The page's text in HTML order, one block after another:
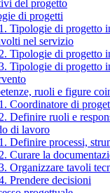
del progetto
di progetti
Tipologie di progetto
nel servizio
Tipologie di progetto
Tipologie di progetto
ruoli e figure
Coordinatore di
Definire ruoli e
di lavoro
Definire processi,
Curare la
Organizzare tavoli
Prendere decisioni